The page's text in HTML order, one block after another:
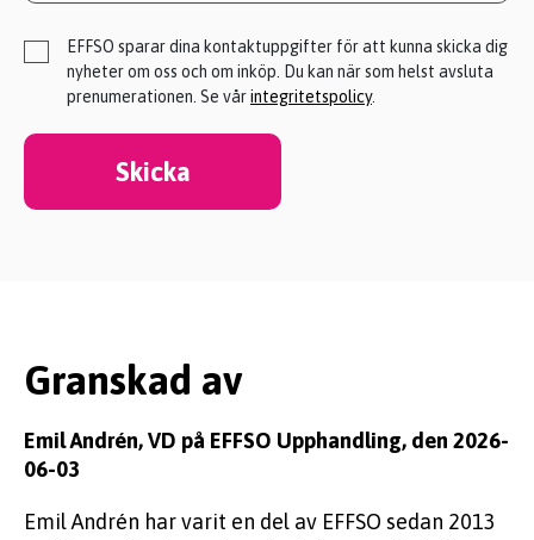
EFFSO sparar dina kontaktuppgifter för att kunna skicka dig
nyheter om oss och om inköp. Du kan när som helst avsluta
prenumerationen. Se vårintegritetspolicy.
Skicka
Granskad av
Emil Andrén, VD på EFFSO Upphandling, den 2026-
06-03
Emil Andrén har varit en del av EFFSO sedan 2013